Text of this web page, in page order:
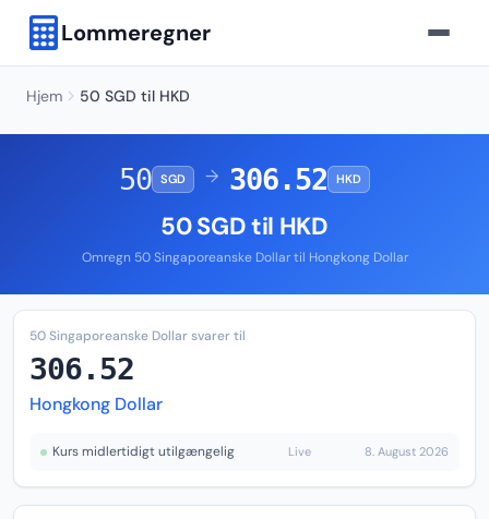
Lommeregner
Hjem 50 SGD til HKD
50 SGD → 306.52 HKD
50 SGD til HKD
Omregn 50 Singaporeanske Dollar til Hongkong Dollar
50 Singaporeanske Dollar svarer til
306.52
Hongkong Dollar
Kurs midlertidigt utilgængelig Live 8. August 2026